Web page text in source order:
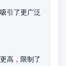
引了更广泛
高，限制了